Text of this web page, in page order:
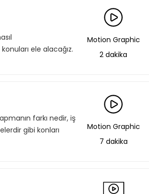
ele alacağız.
Motion Graphic
2 dakika
farkı nedir, iş
gibi konları
Motion Graphic
7 dakika